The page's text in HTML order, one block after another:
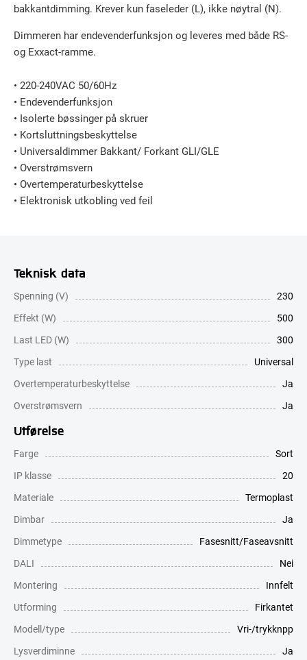
bakkantdimming. Krever kun faseleder (L), ikke nøytral (N).
Dimmeren har endevenderfunksjon og leveres med både RS-
og Exxact-ramme.
• 220-240VAC 50/60Hz
• Endevenderfunksjon
• Isolerte bøssinger på skruer
• Kortsluttningsbeskyttelse
• Universaldimmer Bakkant/ Forkant GLI/GLE
• Overstrømsvern
• Overtemperaturbeskyttelse
• Elektronisk utkobling ved feil
Teknisk data
Spenning (V)
230
Effekt (W)
500
Last LED (W)
300
Type last
Universal
Overtemperaturbeskyttelse
Ja
Overstrømsvern
Ja
Utførelse
Farge
Sort
IP klasse
20
Materiale
Termoplast
Dimbar
Ja
Dimmetype
Fasesnitt/Faseavsnitt
DALI
Nei
Montering
Innfelt
Utforming
Firkantet
Modell/type
Vri-/trykknpp
Lysverdiminne
Ja